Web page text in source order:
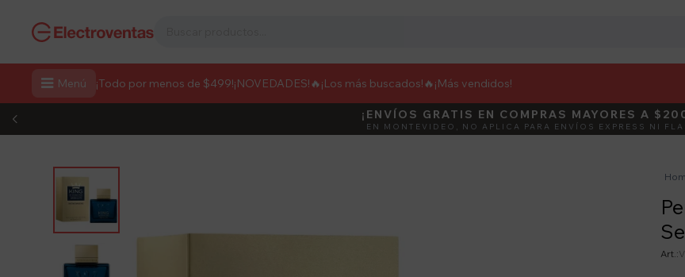
 Menú ¡Todo por menos de $499!¡NOVEDADES! 🔥¡Los más buscados!🔥 ¡Más vendidos!
DEBUT
¡ENVÍOS GRATIS EN COMPRAS MAYORES A
EN MONTEVIDEO, NO APLICA PARA ENVÍOS EXPRESS NI